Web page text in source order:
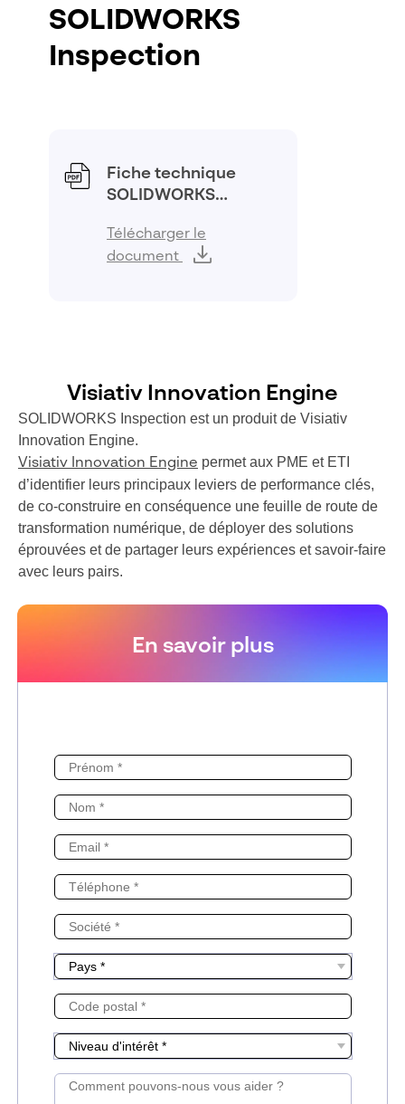
SOLIDWORKS
Inspection
Fiche technique
SOLIDWORKS
Télécharger le
document
Visiativ Innovation Engine
SOLIDWORKS Inspection est un produit de Visiativ
Innovation Engine.
Visiativ Innovation Engine permet aux PME et ETI
d’identifier leurs principaux leviers de performance clés,
de co-construire en conséquence une feuille de route de
transformation numérique, de déployer des solutions
éprouvées et de partager leurs expériences et savoir-faire
avec leurs pairs.
En savoir plus